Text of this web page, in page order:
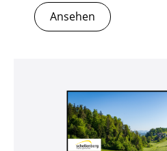
Ansehen